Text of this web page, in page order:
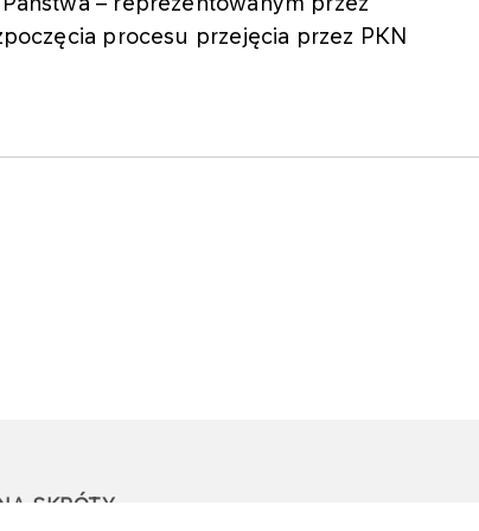
procesu przejęcia przez PKN
SKRÓTY